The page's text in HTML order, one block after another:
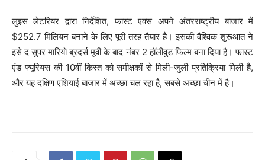
लुइस लेटरियर द्वारा निर्देशित, फास्ट एक्स अपने अंतरराष्ट्रीय बाजार में
$252.7 मिलियन बनाने के लिए पूरी तरह तैयार है। इसकी वैश्विक शुरूआत ने
इसे द सुपर मारियो ब्रदर्स मूवी के बाद नंबर 2 हॉलीवुड फिल्म बना दिया है। फास्ट
एंड फ्यूरियस की 10वीं किस्त को समीक्षकों से मिली-जुली प्रतिक्रिया मिली है,
और यह दक्षिण एशियाई बाजार में अच्छा चल रहा है, सबसे अच्छा चीन में है।